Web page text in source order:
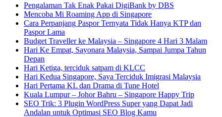
Pengalaman Tak Enak Pakai DigiBank by DBS
Mencoba Mi Roaming App di Singapore
Cara Perpanjang Paspor Ternyata Tidak Hanya KTP dan
Paspor Lama
Budget Traveller ke Malaysia – Singapore 4 Hari 3 Malam
Hari Ke Empat, Sayonara Malaysia, Sampai Jumpa Tahun
Depan
Hari Ketiga, terciduk satpam di KLCC
Hari Kedua Singapore, Saya Terciduk Imigrasi Malaysia
Hari Pertama KL dan Drama di Tune Hotel
Kuala Lumpur – Johor Bahru – Singapore Happy Trip
SEO Trik: 3 Plugin WordPress Super yang Dapat Jadi
Andalan untuk Optimasi SEO Blog Kamu